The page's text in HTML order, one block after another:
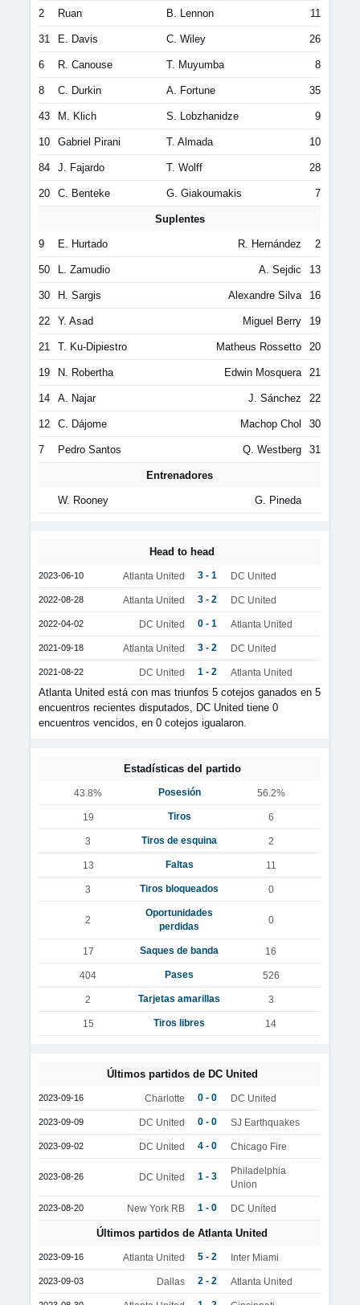
2 Ruan B. Lennon 11
31 E. Davis C. Wiley 26
6 R. Canouse T. Muyumba 8
8 C. Durkin A. Fortune 35
43 M. Klich S. Lobzhanidze 9
10 Gabriel Pirani T. Almada 10
84 J. Fajardo T. Wolff 28
20 C. Benteke G. Giakoumakis 7
Suplentes
9 E. Hurtado R. Hernández 2
50 L. Zamudio A. Sejdic 13
30 H. Sargis Alexandre Silva 16
22 Y. Asad Miguel Berry 19
21 T. Ku-Dipiestro Matheus Rossetto 20
19 N. Robertha Edwin Mosquera 21
14 A. Najar J. Sánchez 22
12 C. Dájome Machop Chol 30
7 Pedro Santos Q. Westberg 31
Entrenadores
W. Rooney G. Pineda
Head to head
2023-06-10 Atlanta United 3 - 1 DC United
2022-08-28 Atlanta United 3 - 2 DC United
2022-04-02 DC United 0 - 1 Atlanta United
2021-09-18 Atlanta United 3 - 2 DC United
2021-08-22 DC United 1 - 2 Atlanta United
Atlanta United está con mas triunfos 5 cotejos ganados en 5
encuentros recientes disputados, DC United tiene 0
encuentros vencidos, en 0 cotejos igualaron.
Estadísticas del partido
43.8% Posesión 56.2%
19 Tiros 6
3 Tiros de esquina 2
13 Faltas 11
3 Tiros bloqueados 0
2
Oportunidades
perdidas
0
17 Saques de banda 16
404 Pases 526
2 Tarjetas amarillas 3
15 Tiros libres 14
Últimos partidos de DC United
2023-09-16 Charlotte 0 - 0 DC United
2023-09-09 DC United 0 - 0 SJ Earthquakes
2023-09-02 DC United 4 - 0 Chicago Fire
2023-08-26 DC United 1 - 3
Philadelphia
Union
2023-08-20 New York RB 1 - 0 DC United
Últimos partidos de Atlanta United
2023-09-16 Atlanta United 5 - 2 Inter Miami
2023-09-03 Dallas 2 - 2 Atlanta United